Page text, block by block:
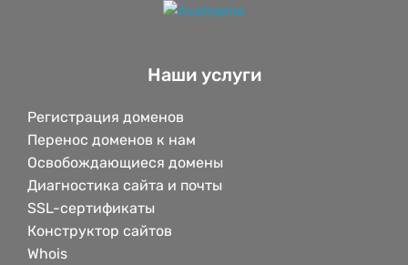
Наши услуги
Регистрация доменов
Перенос доменов к нам
Освобождающиеся домены
Диагностика сайта и почты
SSL-сертификаты
Конструктор сайтов
Whois